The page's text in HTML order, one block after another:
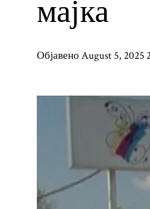
мајка
Објавено August 5, 2025